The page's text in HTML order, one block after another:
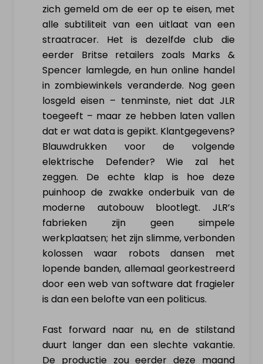
zich gemeld om de eer op te eisen, met
alle subtiliteit van een uitlaat van een
straatracer. Het is dezelfde club die
eerder Britse retailers zoals Marks &
Spencer lamlegde, en hun online handel
in zombiewinkels veranderde. Nog geen
losgeld eisen – tenminste, niet dat JLR
toegeeft – maar ze hebben laten vallen
dat er wat data is gepikt. Klantgegevens?
Blauwdrukken voor de volgende
elektrische Defender? Wie zal het
zeggen. De echte klap is hoe deze
puinhoop de zwakke onderbuik van de
moderne autobouw blootlegt. JLR’s
fabrieken zijn geen simpele
werkplaatsen; het zijn slimme, verbonden
kolossen waar robots dansen met
lopende banden, allemaal georkestreerd
door een web van software dat fragieler
is dan een belofte van een politicus.
Fast forward naar nu, en de stilstand
duurt langer dan een slechte vakantie.
De productie zou eerder deze maand